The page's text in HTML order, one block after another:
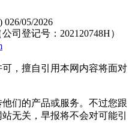
026/05/2026
司登记号：202120748H）
，擅自引用本网内容将面对
们的产品或服务。不过您跟
无关，早报将不会对可能引